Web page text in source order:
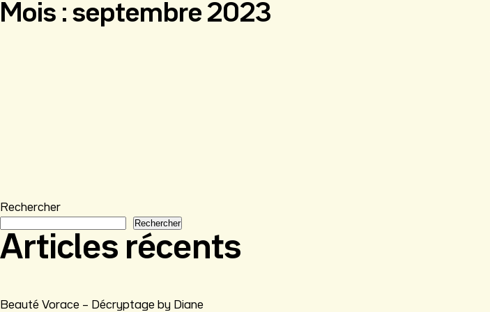
Mois : septembre 2023
Rechercher
Rechercher
Articles récents
Beauté Vorace – Décryptage by Diane